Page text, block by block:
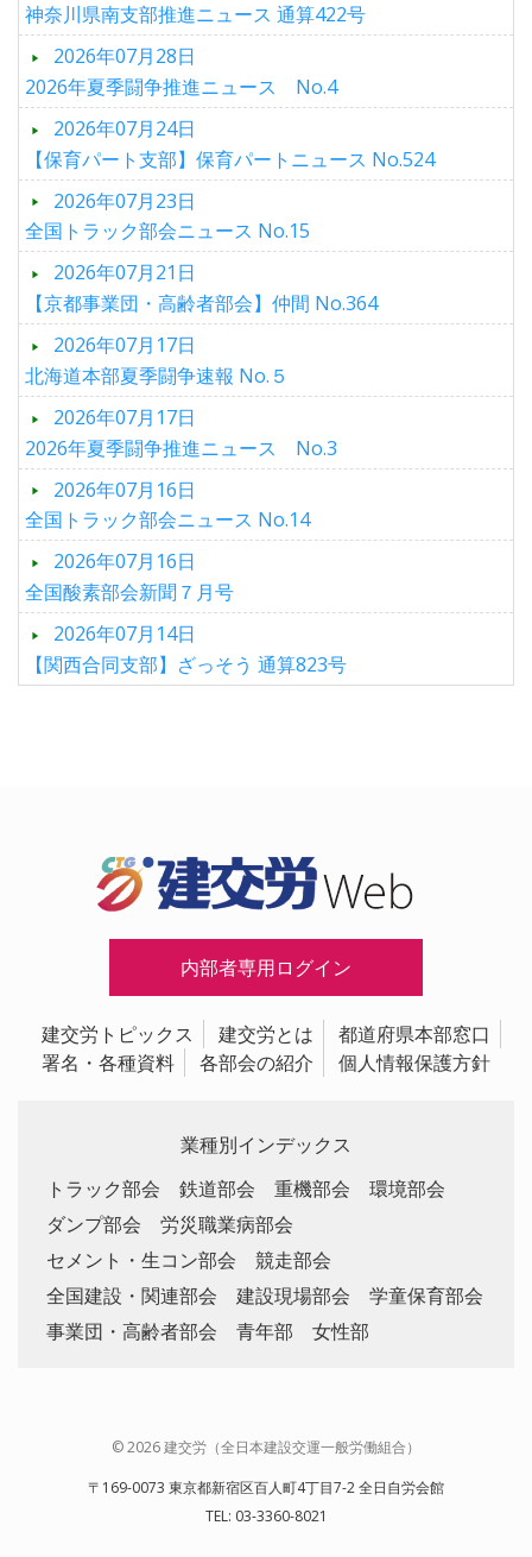
神奈川県南支部推進ニュース 通算422号
2026年07月28日
2026年夏季闘争推進ニュース No.4
2026年07月24日
【保育パート支部】保育パートニュース No.524
2026年07月23日
全国トラック部会ニュース No.15
2026年07月21日
【京都事業団・高齢者部会】仲間 No.364
2026年07月17日
北海道本部夏季闘争速報 No.５
2026年07月17日
2026年夏季闘争推進ニュース No.3
2026年07月16日
全国トラック部会ニュース No.14
2026年07月16日
全国酸素部会新聞７月号
2026年07月14日
【関西合同支部】ざっそう 通算823号
内部者専用ログイン
建交労トピックス 建交労とは
都道府県本部窓口
署名・各種資料
各部会の紹介 個人情報保護方針
業種別インデックス
トラック部会
鉄道部会 重機部会
環境部会
ダンプ部会
労災職業病部会
セメント・生コン部会
競走部会
全国建設・関連部会
建設現場部会
学童保育部会
事業団・高齢者部会
青年部 女性部
© 2026 建交労（全日本建設交運一般労働組合）
〒169-0073 東京都新宿区百人町4丁目7-2 全日自労会館
TEL: 03-3360-8021